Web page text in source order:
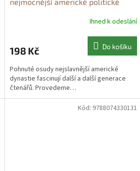
pád nejmocnější americké politické
Ihned k odeslání
198 Kč Do košíku
Pohnuté osudy nejslavnější americké
dynastie fascinují další a další generace
čtenářů. Provedeme…
Kód: 9788074330131